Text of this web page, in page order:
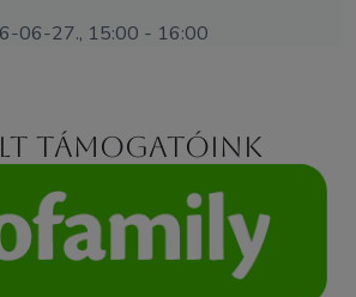
06-27., 15:00 - 16:00
támogatóink